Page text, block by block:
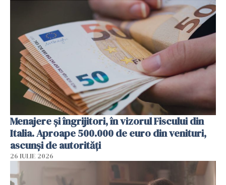
Menajere și îngrijitori, în vizorul Fiscului din
Italia. Aproape 500.000 de euro din venituri,
ascunși de autorități
26 IULIE 2026